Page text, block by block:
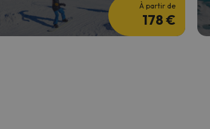
À partir de
178 €